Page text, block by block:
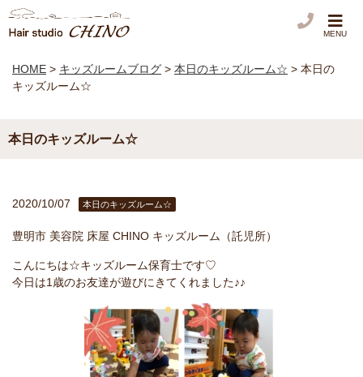
MENU
HOME > キッズルームブログ > 本日のキッズルーム☆ > 本日の
キッズルーム☆
本日のキッズルーム☆
2020/10/07 本日のキッズルーム☆
豊明市 美容院 床屋 CHINO キッズルーム（託児所）
こんにちは☆キッズルーム保育士です♡
今日は1歳のお友達が遊びにきてくれました♪♪